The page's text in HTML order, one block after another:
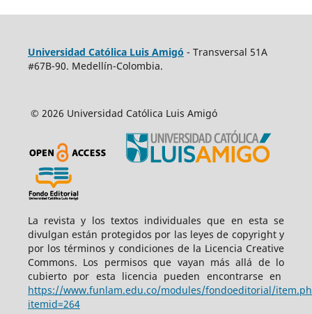
Universidad Católica Luis Amigó - Transversal 51A
#67B-90. Medellín-Colombia.
© 2026 Universidad Católica Luis Amigó
La revista y los textos individuales que en esta se
divulgan están protegidos por las leyes de copyright y
por los términos y condiciones de la Licencia Creative
Commons. Los permisos que vayan más allá de lo
cubierto por esta licencia pueden encontrarse en
https://www.funlam.edu.co/modules/fondoeditorial/
itemid=264